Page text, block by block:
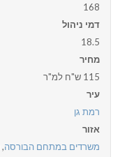
168
דמי ניהול
18.5
מחיר
115 ש"ח למ"ר
עיר
רמת גן
אזור
משרדים במתחם הבורסה,